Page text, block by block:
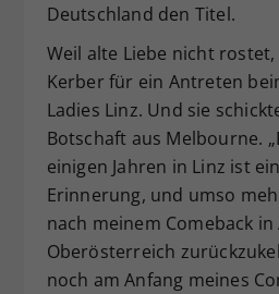
Deutschland den Titel.
Weil alte Liebe nicht
Kerber für ein Antreten
Ladies Linz. Und sie
Botschaft aus Melbourne.
einigen Jahren in Linz ist
Erinnerung, und umso
nach meinem Comeback
Oberösterreich
noch am Anfang meines